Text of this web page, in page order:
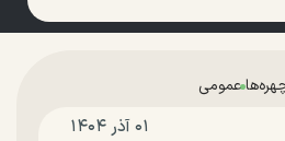
عمومی
۰۱ آذر ۱۴۰۴